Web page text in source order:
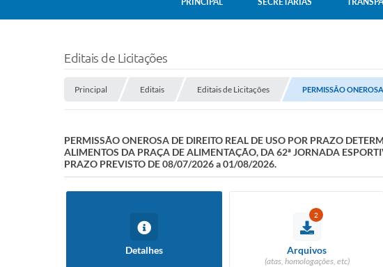
Editais de Licitações
Principal Editais Editais de Licitações PERMISSÃO
PERMISSÃO ONEROSA DE DIREITO REAL DE USO POR PRAZO
ALIMENTOS DA PRAÇA DE ALIMENTAÇÃO, DA 62ª JORNADA
PRAZO PREVISTO DE 08/07/2026 a 01/08/2026.
Detalhes
2
Arquivos
(atas, homologações, etc)